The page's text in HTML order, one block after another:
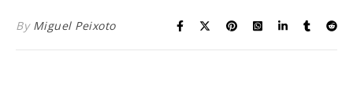
By Miguel Peixoto